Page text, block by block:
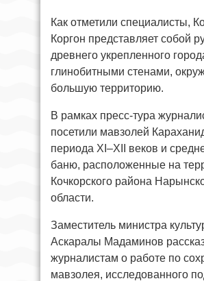
Как отметили специалисты,
Коргон представляет собой
древнего укрепленного
глинобитными стенами,
большую территорию.
В рамках пресс-тура
посетили мавзолей
периода XI–XII веков и
баню, расположенные на
Кочкорского района
области.
Заместитель министра
Аскаралы Мадаминов
журналистам о работе по
мавзолея, исследованного